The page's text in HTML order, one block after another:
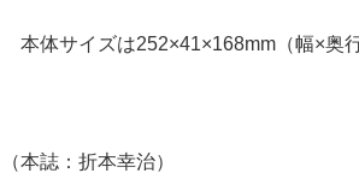
本体サイズは252×41×168mm（幅×奥
（本誌：折本幸治）